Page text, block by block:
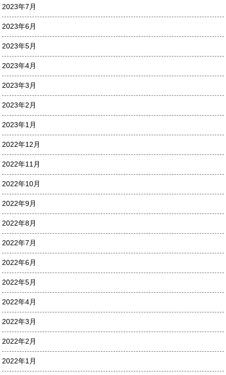
2023年7月
2023年6月
2023年5月
2023年4月
2023年3月
2023年2月
2023年1月
2022年12月
2022年11月
2022年10月
2022年9月
2022年8月
2022年7月
2022年6月
2022年5月
2022年4月
2022年3月
2022年2月
2022年1月